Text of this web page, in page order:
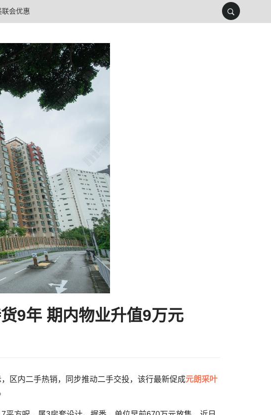
联会优惠
9年 期内物业升值9万元
区内二手热销，同步推动二手交投，该行最新促成元朗采叶